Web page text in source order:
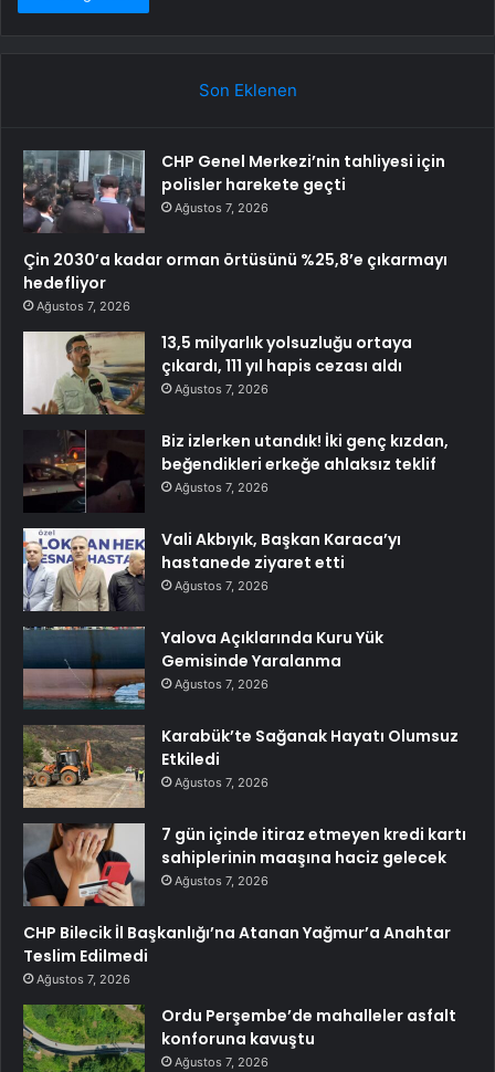
Son Eklenen
CHP Genel Merkezi’nin tahliyesi için
polisler harekete geçti
Ağustos 7, 2026
Çin 2030’a kadar orman örtüsünü %25,8’e çıkarmayı
hedefliyor
Ağustos 7, 2026
13,5 milyarlık yolsuzluğu ortaya
çıkardı, 111 yıl hapis cezası aldı
Ağustos 7, 2026
Biz izlerken utandık! İki genç kızdan,
beğendikleri erkeğe ahlaksız teklif
Ağustos 7, 2026
Vali Akbıyık, Başkan Karaca’yı
hastanede ziyaret etti
Ağustos 7, 2026
Yalova Açıklarında Kuru Yük
Gemisinde Yaralanma
Ağustos 7, 2026
Karabük’te Sağanak Hayatı Olumsuz
Etkiledi
Ağustos 7, 2026
7 gün içinde itiraz etmeyen kredi kartı
sahiplerinin maaşına haciz gelecek
Ağustos 7, 2026
CHP Bilecik İl Başkanlığı’na Atanan Yağmur’a Anahtar
Teslim Edilmedi
Ağustos 7, 2026
Ordu Perşembe’de mahalleler asfalt
konforuna kavuştu
Ağustos 7, 2026